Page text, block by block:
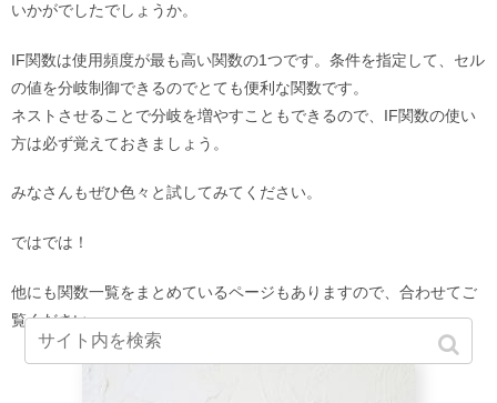
いかがでしたでしょうか。
IF関数は使用頻度が最も高い関数の1つです。条件を指定して、セル
の値を分岐制御できるのでとても便利な関数です。
ネストさせることで分岐を増やすこともできるので、IF関数の使い
方は必ず覚えておきましょう。
みなさんもぜひ色々と試してみてください。
ではでは！
他にも関数一覧をまとめているページもありますので、合わせてご
覧ください。